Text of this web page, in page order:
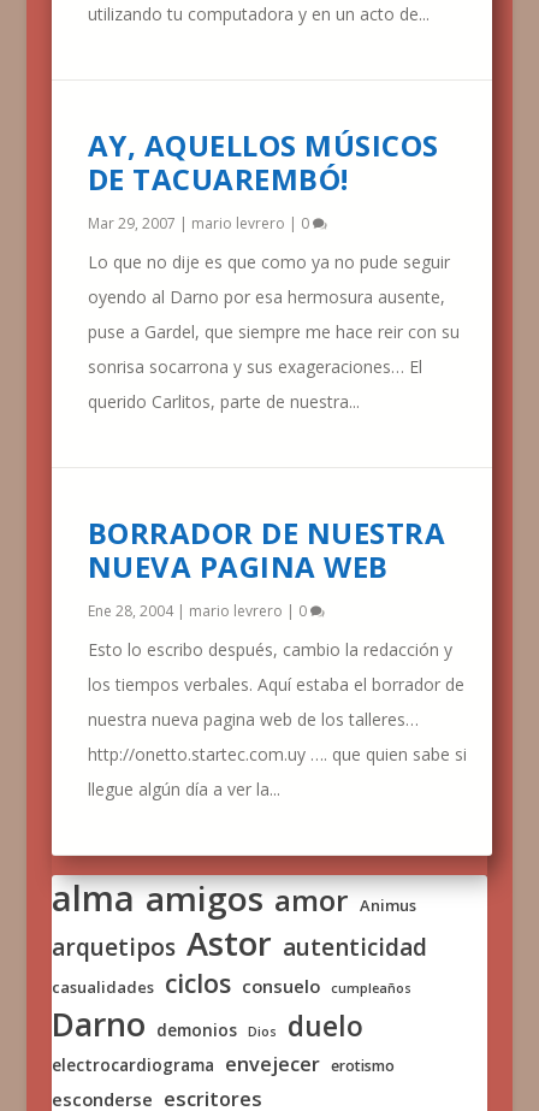
utilizando tu computadora y en un acto de...
AY, AQUELLOS MÚSICOS
DE TACUAREMBÓ!
Mar 29, 2007 | mario levrero | 0
Lo que no dije es que como ya no pude seguir
oyendo al Darno por esa hermosura ausente,
puse a Gardel, que siempre me hace reir con su
sonrisa socarrona y sus exageraciones… El
querido Carlitos, parte de nuestra...
BORRADOR DE NUESTRA
NUEVA PAGINA WEB
Ene 28, 2004| mario levrero | 0
Esto lo escribo después, cambio la redacción y
los tiempos verbales. Aquí estaba el borrador de
nuestra nueva pagina web de los talleres…
http://onetto.startec.com.uy …. que quien sabe si
llegue algún día a ver la...
alma amigos amor Animus
arquetipos Astor autenticidad
casualidades ciclos consuelo cumpleaños
Darno demonios Dios duelo
electrocardiograma envejecer erotismo
esconderse escritores